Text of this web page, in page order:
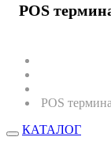
POS
POS
КАТАЛОГ